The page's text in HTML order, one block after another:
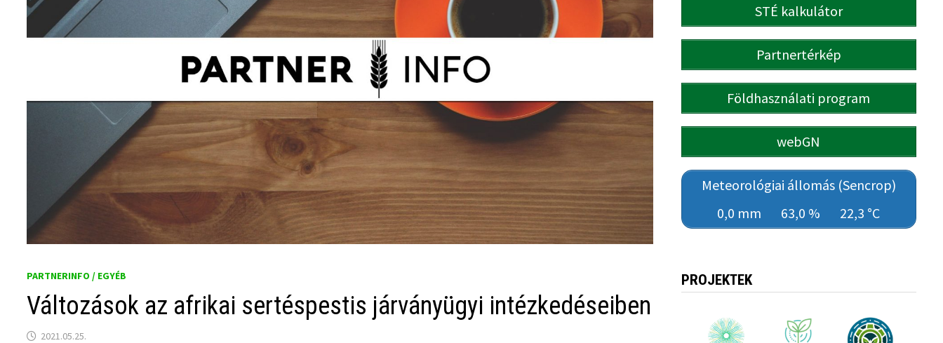
PARTNERINFO / EGYÉB
Változások az afrikai sertéspestis járványügyi intézkedéseiben
2021.05.25.
STÉ kalkulátor
Partnertérkép
Földhasználati program
webGN
Meteorológiai állomás (Sencrop)
0,0 mm
63,0 % 22,3 °C
PROJEKTEK